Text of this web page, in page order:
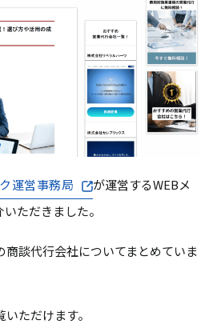
運営事務局
が運営するWEBメ
ただきました。
談代行会社についてまとめていま
ただけます。